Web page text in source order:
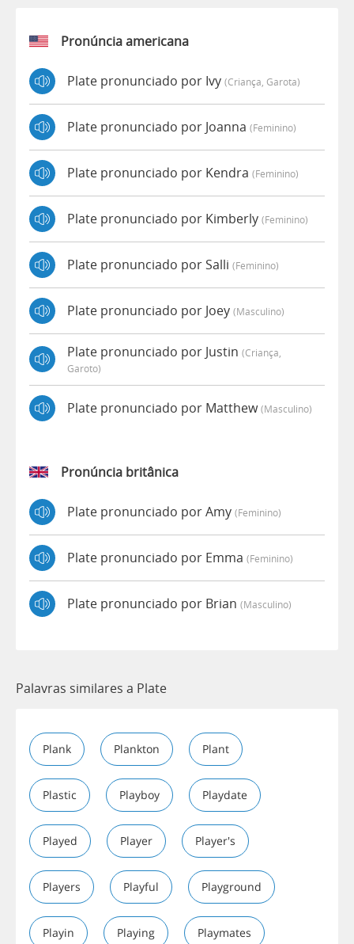
Pronúncia americana
Plate pronunciado por Ivy (criança, Garota)
Plate pronunciado por Joanna (feminino)
Plate pronunciado por Kendra (feminino)
Plate pronunciado por Kimberly (feminino)
Plate pronunciado por Salli (feminino)
Plate pronunciado por Joey (masculino)
Plate pronunciado por Justin (criança,
Garoto)
Plate pronunciado por Matthew(masculino)
Pronúncia britânica
Plate pronunciado por Amy (feminino)
Plate pronunciado por Emma (feminino)
Plate pronunciado por Brian (masculino)
Palavras similares a Plate
Plank Plankton Plant
Plastic Playboy Playdate
Played Player Player's
Players Playful Playground
Playin Playing Playmates